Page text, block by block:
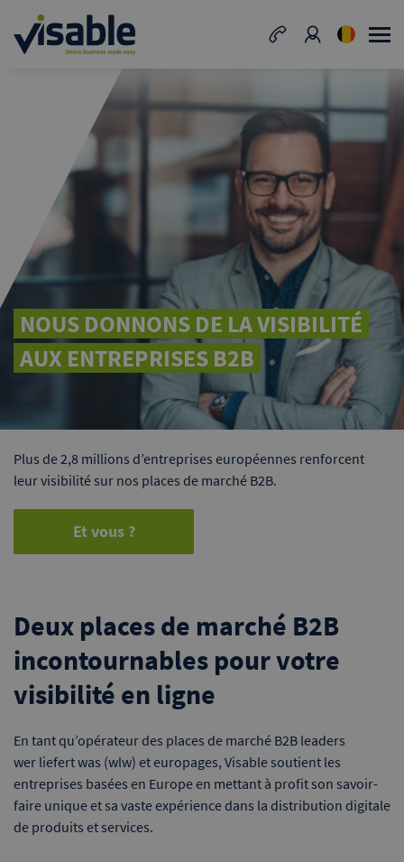
NOUS DONNONS DE LA VISIBILITÉ
AUX ENTREPRISES B2B
Plus de 2,8 millions d’entreprises européennes renforcent
leur visibilité sur nos places de marché B2B.
Et vous ?
Deux places de marché B2B
incontournables pour votre
visibilité en ligne
En tant qu’opérateur des places de marché B2B leaders
wer liefert was (wlw) et europages, Visable soutient les
entreprises basées en Europe en mettant à profit son savoir-
faire unique et sa vaste expérience dans la distribution digitale
de produits et services.